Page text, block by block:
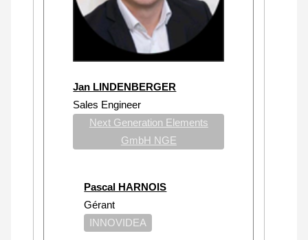
Jan LINDENBERGER
Sales Engineer
Next Generation Elements
GmbH NGE
Pascal HARNOIS
Gérant
INNOVIDEA